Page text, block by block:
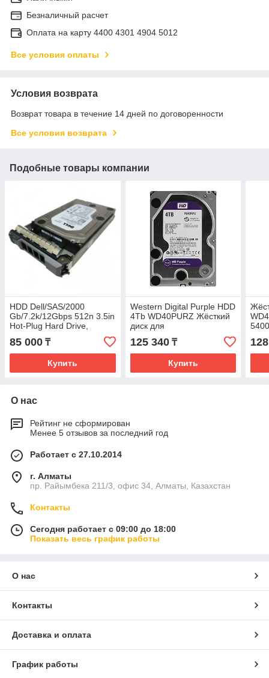
Безналичный расчет
Оплата на карту 4400 4301 4904 5012
Все условия оплаты
Условия возврата
Возврат товара в течение 14 дней по договоренности
Все условия возврата
Подобные товары компании
HDD Dell/SAS/2000
Gb/7.2k/12Gbps 512n 3.5in
Hot-Plug Hard Drive,
85 000 ₸
Купить
Western Digital Purple HDD
4Tb WD40PURZ Жёсткий
диск для
видеонаблюдения
125 340₸
Купить
О нас
Рейтинг не сформирован
Менее 5 отзывов за последний год
Работает с 27.10.2014
г. Алматы
пр. Райымбека 211/3, офис 34, Алматы, Казахстан
Контакты
Сегодня работает с 09:00 до 18:00
Показать весь график работы
О нас
Контакты
Доставка и оплата
График работы